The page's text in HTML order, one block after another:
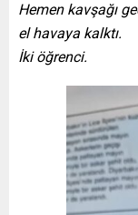
Hemen kavşağı
el havaya kalktı.
İki öğrenci.